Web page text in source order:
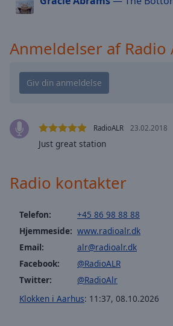
dialog
window.
will
cancel
Text
Opacity
Background
Color
Opacity
Anmeldelser af Radio
RadioALR 23.02.2018
Just great station
Radio kontakter
Telefon:
+45 86 98 88 88
Hjemmeside: www.radioalr.dk
Email:
alr@radioalr.dk
Facebook:
@RadioALR
Twitter:
@RadioAlr
Klokken i Aarhus: 11:37, 08.10.2026